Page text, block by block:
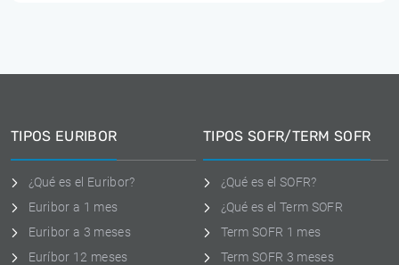
TIPOS EURIBOR
¿Qué es el Euribor?
Euribor a 1 mes
Euribor a 3 meses
Euríbor 12 meses
TIPOS SOFR/TERM SOFR
¿Qué es el SOFR?
¿Qué es el Term SOFR
Term SOFR 1 mes
Term SOFR 3 meses